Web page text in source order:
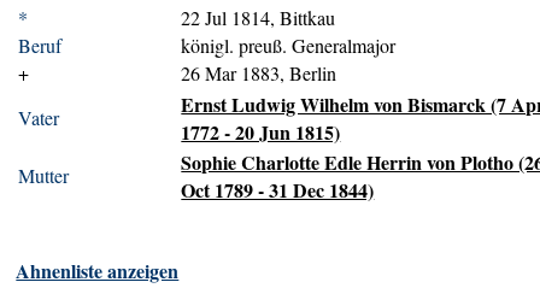
*
22 Jul 1814, Bittkau
Beruf
königl. preuß. Generalmajor
+
26 Mar 1883, Berlin
Vater
Ernst Ludwig Wilhelm von Bismarck (7
1772 - 20 Jun 1815)
Mutter
Sophie Charlotte Edle Herrin von Plotho
Oct 1789 - 31 Dec 1844)
Ahnenliste anzeigen